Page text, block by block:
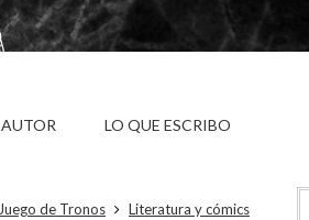
AUTOR LO QUE ESCRIBO
Juego de Tronos
Literatura y cómics